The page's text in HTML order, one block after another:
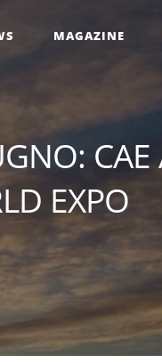
MAGAZINE
CAE
EXPO